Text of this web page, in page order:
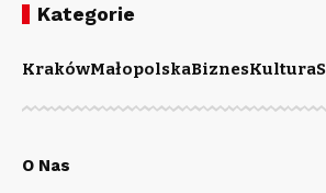
Kategorie
KrakówMałopolskaBiznesKultura
O Nas